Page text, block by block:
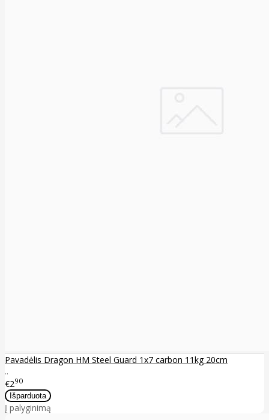
Pavadėlis Dragon HM Steel Guard 1x7 carbon 11kg 20cm
..
€290
Į palyginimą